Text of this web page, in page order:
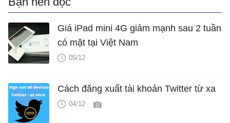
Giá iPad mini 4G giảm mạnh sau 2 tuần
có mặt tại Việt Nam
05/12
Cách đăng xuất tài khoản Twitter từ xa
04/12